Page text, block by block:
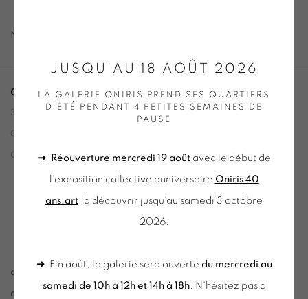
No works available.
ONIRIS.ART
38 RUE D’ANTRAIN . 35000 RENNES . FRANCE
CONTACT : 02 99 36 46 06 .
GALERIE[AT]ONIRIS.ART
Tuesday to Saturday from 2pm to 7pm
du Mardi au Samedi de 14h00 à 19h00
du mercredi au samedi
de 10h-12h et 14h-18h
JUSQU'AU 18 AOÛT 2026
LA GALERIE ONIRIS PREND SES QUARTIERS
D'ÉTÉ PENDANT 4 PETITES SEMAINES DE
PAUSE
➜ Réouverture mercredi 19 aoûtavec le début de
l'exposition collective anniversaire Oniris 40
ans.art , à découvrir jusqu'au samedi 3 octobre
2026.
➜ Fin août, la galerie sera ouverte du mercredi au
samedi de 10h à 12h et 14h à 18h. N'hésitez pas à